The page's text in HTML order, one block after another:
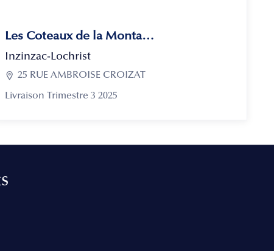
Les Coteaux de la Montagne
Inzinzac-Lochrist
 25 RUE AMBROISE CROIZAT
Livraison Trimestre 3 2025